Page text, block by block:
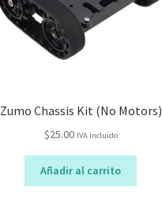
Zumo Chassis Kit (No Motors)
$25.00 IVA incluido
Añadir al carrito